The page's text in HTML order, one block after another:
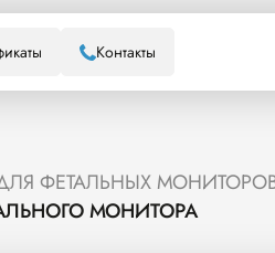
Контакты
ФЕТАЛЬНЫХ МОНИТОРОВ
МОНИТОРА